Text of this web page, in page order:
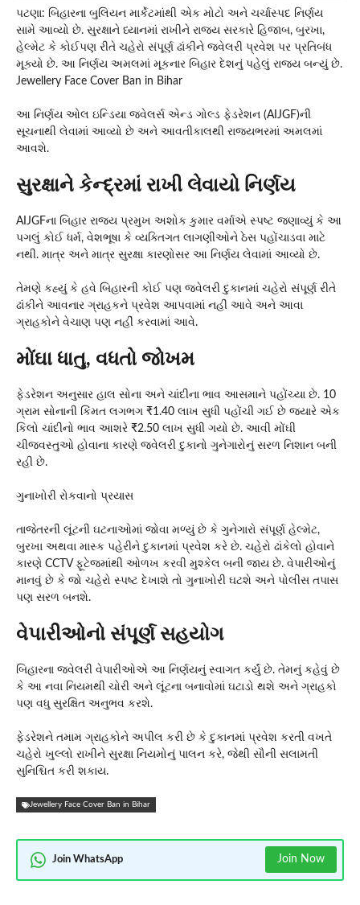
પટણા: બિહારના બુલિયન માર્કેટમાંથી એક મોટો અને ચર્ચાસ્પદ નિર્ણય
સામે આવ્યો છે. સુરક્ષાને ધ્યાનમાં રાખીને રાજ્ય સરકારે હિજાબ, બુરખા,
હેલ્મેટ કે કોઈપણ રીતે ચહેરો સંપૂર્ણ ઢાંકીને જ્વેલરી પ્રવેશ પર પ્રતિબંધ
મૂક્યો છે. આ નિર્ણય અમલમાં મૂકનાર બિહાર દેશનું પહેલું રાજ્ય બન્યું છે.
Jewellery Face Cover Ban in Bihar
આ નિર્ણય ઓલ ઇન્ડિયા જ્વેલર્સ એન્ડ ગોલ્ડ ફેડરેશન (AIJGF)ની
સૂચનાથી લેવામાં આવ્યો છે અને આવતીકાલથી રાજ્યભરમાં અમલમાં
આવશે.
સુરક્ષાને કેન્દ્રમાં રાખી લેવાયો નિર્ણય
AIJGFના બિહાર રાજ્ય પ્રમુખ અશોક કુમાર વર્માએ સ્પષ્ટ જણાવ્યું કે આ
પગલું કોઈ ધર્મ, વેશભૂષા કે વ્યક્તિગત લાગણીઓને ઠેસ પહોંચાડવા માટે
નથી. માત્ર અને માત્ર સુરક્ષા કારણોસર આ નિર્ણય લેવામાં આવ્યો છે.
તેમણે કહ્યું કે હવે બિહારની કોઈ પણ જ્વેલરી દુકાનમાં ચહેરો સંપૂર્ણ રીતે
ઢાંકીને આવનાર ગ્રાહકને પ્રવેશ આપવામાં નહીં આવે અને આવા
ગ્રાહકોને વેચાણ પણ નહીં કરવામાં આવે.
મોંઘા ધાતુ, વધતો જોખમ
ફેડરેશન અનુસાર હાલ સોના અને ચાંદીના ભાવ આસમાને પહોંચ્યા છે. 10
ગ્રામ સોનાની કિંમત લગભગ ₹1.40 લાખ સુધી પહોંચી ગઈ છે જ્યારે એક
કિલો ચાંદીનો ભાવ આશરે ₹2.50 લાખ સુધી ગયો છે. આવી મોંઘી
ચીજવસ્તુઓ હોવાના કારણે જ્વેલરી દુકાનો ગુનેગારોનું સરળ નિશાન બની
રહી છે.
ગુનાખોરી રોકવાનો પ્રયાસ
તાજેતરની લૂંટની ઘટનાઓમાં જોવા મળ્યું છે કે ગુનેગારો સંપૂર્ણ હેલ્મેટ,
બુરખા અથવા માસ્ક પહેરીને દુકાનમાં પ્રવેશ કરે છે. ચહેરો ઢાંકેલો હોવાને
કારણે CCTV ફૂટેજમાંથી ઓળખ કરવી મુશ્કેલ બની જાય છે. વેપારીઓનું
માનવું છે કે જો ચહેરો સ્પષ્ટ દેખાશે તો ગુનાખોરી ઘટશે અને પોલીસ તપાસ
પણ સરળ બનશે.
વેપારીઓનો સંપૂર્ણ સહયોગ
બિહારના જ્વેલરી વેપારીઓએ આ નિર્ણયનું સ્વાગત કર્યું છે. તેમનું કહેવું છે
કે આ નવા નિયમથી ચોરી અને લૂંટના બનાવોમાં ઘટાડો થશે અને ગ્રાહકો
પણ વધુ સુરક્ષિત અનુભવ કરશે.
ફેડરેશને તમામ ગ્રાહકોને અપીલ કરી છે કે દુકાનમાં પ્રવેશ કરતી વખતે
ચહેરો ખુલ્લો રાખીને સુરક્ષા નિયમોનું પાલન કરે, જેથી સૌની સલામતી
સુનિશ્ચિત કરી શકાય.
Jewellery Face Cover Ban in Bihar
Join WhatsApp Join Now